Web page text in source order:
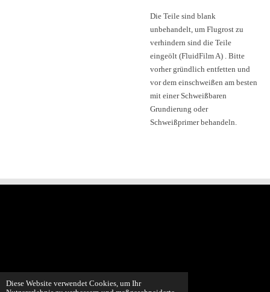
Diese Website verwendet Cookies, um Ihr
Die Teile sind blank
unbehandelt, um Flugrost zu
verhindern sind die Teile
eingeölt (FluidFilm A) . Bitte
vorher gründlich entfetten und
vor dem einschweißen am besten
mit einer Schweißbaren
Grundierung oder
Schweißprimer behandeln.